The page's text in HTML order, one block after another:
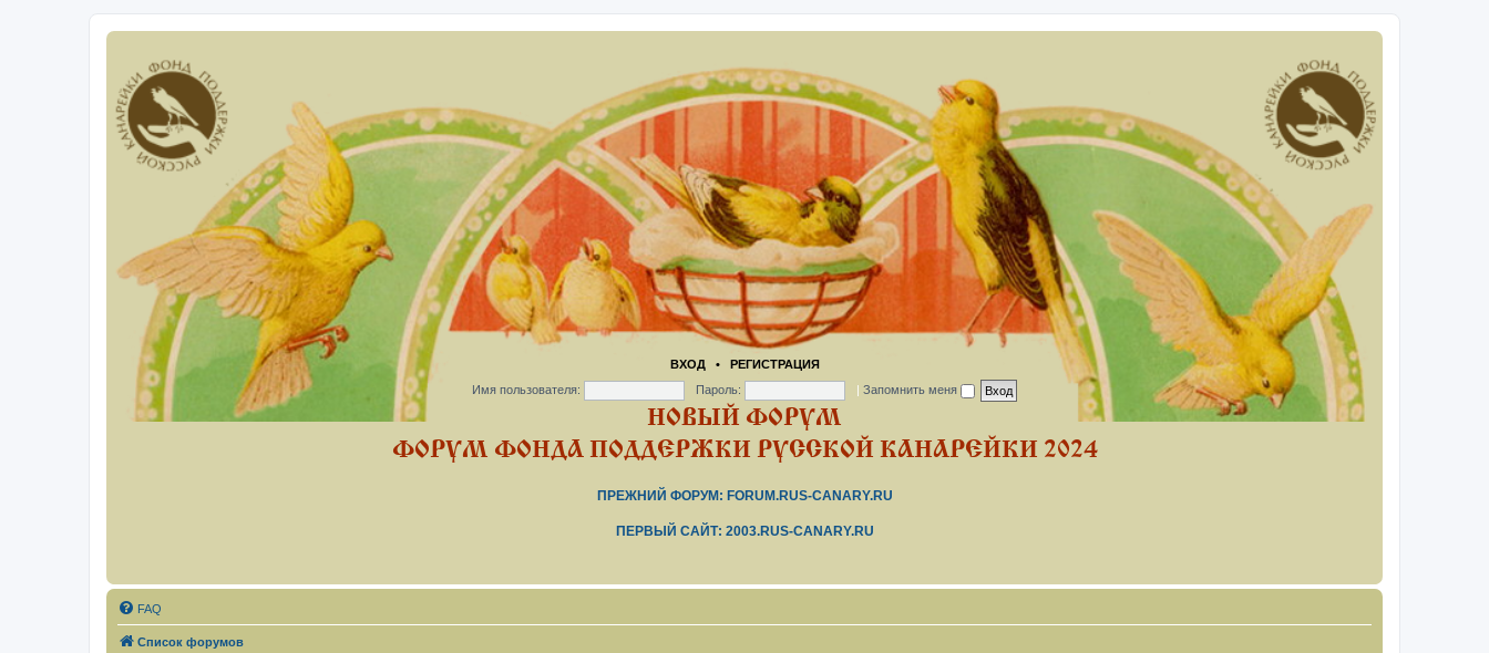
ВХОД• РЕГИСТРАЦИЯ
Имя пользователя:
Пароль: | Запомнить меня
НОВЫЙ ФОРУМ
ФОРУМ ФОНДА ПОДДЕРЖКИ РУССКОЙ КАНАРЕЙКИ 2024
ПРЕЖНИЙ ФОРУМ: FORUM.RUS-CANARY.RU
ПЕРВЫЙ САЙТ: 2003.RUS-CANARY.RU
FAQ
Список форумов